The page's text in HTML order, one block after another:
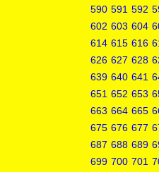
590 591 592
602 603 604
614 615 616
626 627 628
639 640 641
651 652 653
663 664 665
675 676 677
687 688 689
699 700 701